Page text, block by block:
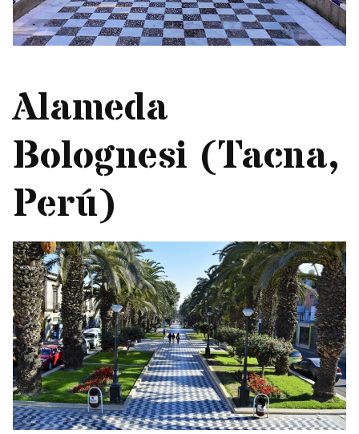
Alameda
Bolognesi (Tacna,
Perú)